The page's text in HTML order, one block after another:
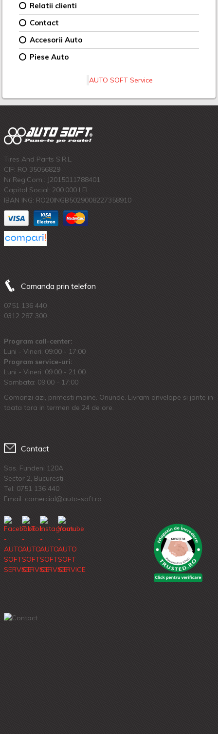
Relatii clienti
Contact
Accesorii Auto
Piese Auto
AUTO SOFT Service
Tires And Parts S.R.L.
CIF: RO 35056829
Nr.Reg.Com.: J2015011788401
Capital Social: 200.000 LEI
IBAN ING: RO20INGB5029008227358910
Comanda prin telefon
0751 136 440
0312 287 300
Program call-center:
Luni - Vineri: 09:00 - 17:00
Program service-uri:
Luni - Vineri: 09.00 - 21:00
Sambata: 09:00 - 17:00
Comanzi azi, primesti maine. Oriunde. Livram anvelope si jante in
toata tara in termen de 24 de ore.
Contact
Sos. Fundeni 120A
Sector 2, Bucuresti
Tel: 0751 136 440
Email: comercial@auto-soft.ro